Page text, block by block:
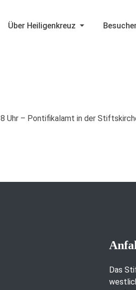
Über Heiligenkreuz
8 Uhr – Pontifikalamt in der
Das